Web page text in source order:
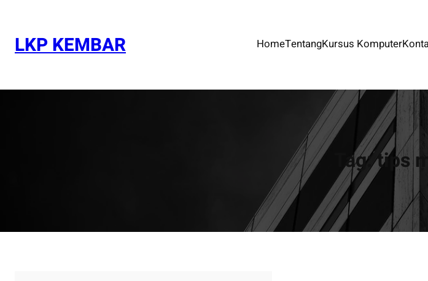
contentLKP KEMBAR HomeTentangKursus Komputer
Tag:tips